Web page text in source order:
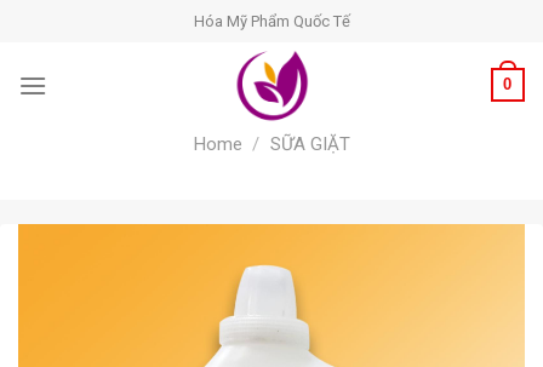
content
Hóa Mỹ Phẩm Quốc Tế
0
Home / SỮA GIẶT